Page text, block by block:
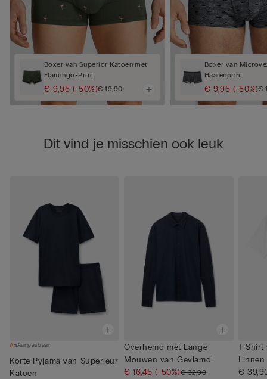
Boxer van Superior Katoen met
Flamingo-Print
€ 9,95 (-50%)€ 19,90
Boxer van
Haaienprint
€ 9,95 (-50%)€
Dit vind je misschien ook leuk
Aanpasbaar
Korte Pyjama van Superieur
Katoen
Overhemd met Lange
Mouwen van Gevlamd
Katoen
€ 16,45(-50%)€ 32,90
T-Shirt
Linnen
€